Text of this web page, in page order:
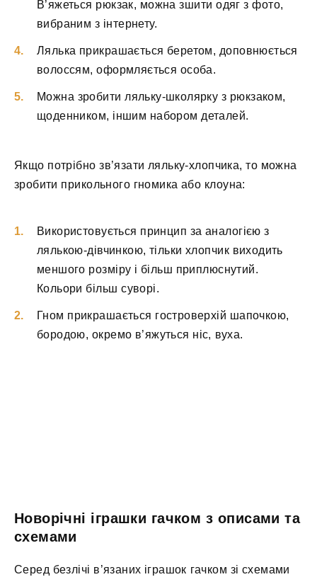
В’яжеться рюкзак, можна зшити одяг з фото,
вибраним з інтернету.
Лялька прикрашається беретом, доповнюється
волоссям, оформляється особа.
Можна зробити ляльку-школярку з рюкзаком,
щоденником, іншим набором деталей.
Якщо потрібно зв’язати ляльку-хлопчика, то можна
зробити прикольного гномика або клоуна:
Використовується принцип за аналогією з
лялькою-дівчинкою, тільки хлопчик виходить
меншого розміру і більш приплюснутий.
Кольори більш суворі.
Гном прикрашається гостроверхій шапочкою,
бородою, окремо в’яжуться ніс, вуха.
Новорічні іграшки гачком з описами та
схемами
Серед безлічі в’язаних іграшок гачком зі схемами